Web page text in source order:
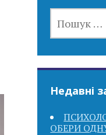
Недавні
ОБЕРИ